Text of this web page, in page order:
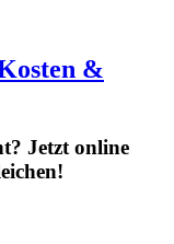
&
Jetzt online